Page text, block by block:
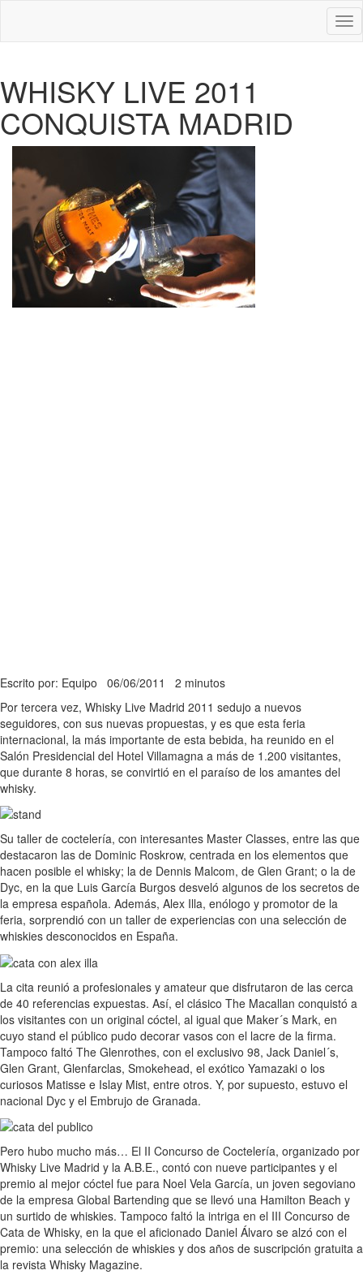
WHISKY LIVE 2011
CONQUISTA MADRID
Escrito por: Equipo 06/06/2011 2 minutos
Por tercera vez, Whisky Live Madrid 2011 sedujo a nuevos
seguidores, con sus nuevas propuestas, y es que esta feria
internacional, la más importante de esta bebida, ha reunido en el
Salón Presidencial del Hotel Villamagna a más de 1.200 visitantes,
que durante 8 horas, se convirtió en el paraíso de los amantes del
whisky.
Su taller de coctelería, con interesantes Master Classes, entre las que
destacaron las de Dominic Roskrow, centrada en los elementos que
hacen posible el whisky; la de Dennis Malcom, de Glen Grant; o la de
Dyc, en la que Luis García Burgos desveló algunos de los secretos de
la empresa española. Además, Alex Illa, enólogo y promotor de la
feria, sorprendió con un taller de experiencias con una selección de
whiskies desconocidos en España.
La cita reunió a profesionales y amateur que disfrutaron de las cerca
de 40 referencias expuestas. Así, el clásico The Macallan conquistó a
los visitantes con un original cóctel, al igual que Maker´s Mark, en
cuyo stand el público pudo decorar vasos con el lacre de la firma.
Tampoco faltó The Glenrothes, con el exclusivo 98, Jack Daniel´s,
Glen Grant, Glenfarclas, Smokehead, el exótico Yamazaki o los
curiosos Matisse e Islay Mist, entre otros. Y, por supuesto, estuvo el
nacional Dyc y el Embrujo de Granada.
Pero hubo mucho más… El II Concurso de Coctelería, organizado por
Whisky Live Madrid y la A.B.E., contó con nueve participantes y el
premio al mejor cóctel fue para Noel Vela García, un joven segoviano
de la empresa Global Bartending que se llevó una Hamilton Beach y
un surtido de whiskies. Tampoco faltó la intriga en el III Concurso de
Cata de Whisky, en la que el aficionado Daniel Álvaro se alzó con el
premio: una selección de whiskies y dos años de suscripción gratuita a
la revista Whisky Magazine.